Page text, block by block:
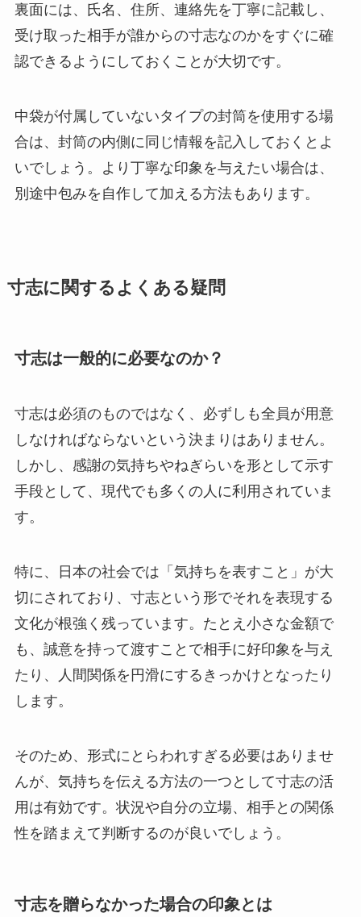
裏面には、氏名、住所、連絡先を丁寧に記載し、
受け取った相手が誰からの寸志なのかをすぐに確
認できるようにしておくことが大切です。
中袋が付属していないタイプの封筒を使用する場
合は、封筒の内側に同じ情報を記入しておくとよ
いでしょう。より丁寧な印象を与えたい場合は、
別途中包みを自作して加える方法もあります。
寸志に関するよくある疑問
寸志は一般的に必要なのか？
寸志は必須のものではなく、必ずしも全員が用意
しなければならないという決まりはありません。
しかし、感謝の気持ちやねぎらいを形として示す
手段として、現代でも多くの人に利用されていま
す。
特に、日本の社会では「気持ちを表すこと」が大
切にされており、寸志という形でそれを表現する
文化が根強く残っています。たとえ小さな金額で
も、誠意を持って渡すことで相手に好印象を与え
たり、人間関係を円滑にするきっかけとなったり
します。
そのため、形式にとらわれすぎる必要はありませ
んが、気持ちを伝える方法の一つとして寸志の活
用は有効です。状況や自分の立場、相手との関係
性を踏まえて判断するのが良いでしょう。
寸志を贈らなかった場合の印象とは